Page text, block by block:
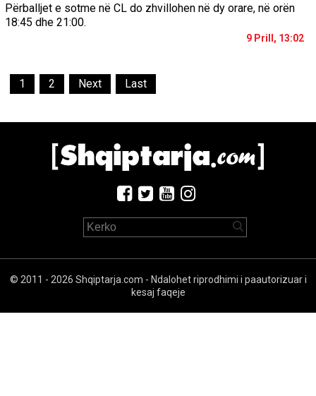
Përballjet e sotme në CL do zhvillohen në dy orare, në orën
18:45 dhe 21:00.
9 Prill, 13:02
1 2 Next Last
© 2011 - 2026 Shqiptarja.com - Ndalohet riprodhimi i paautorizuar i
kesaj faqeje